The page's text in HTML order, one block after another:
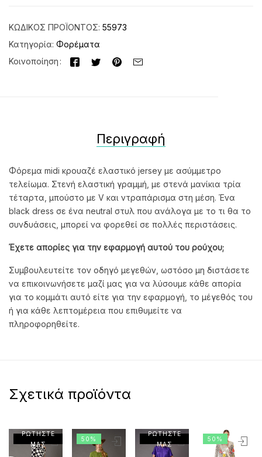
ΚΩΔΙΚΌΣ ΠΡΟΪΌΝΤΟΣ: 55973
Κατηγορία: Φορέματα
Κοινοποίηση
Περιγραφή
Φόρεμα midi κρουαζέ ελαστικό jersey με ασύμμετρο
τελείωμα. Στενή ελαστική γραμμή, με στενά μανίκια τρία
τέταρτα, μπούστο με V και ντραπάρισμα στη μέση. Ένα
black dress σε ένα neutral στυλ που ανάλογα με το τι θα το
συνδυάσεις, μπορεί να φορεθεί σε πολλές περιστάσεις.
Έχετε απορίες για την εφαρμογή αυτού του ρούχου;
Συμβουλευτείτε τον οδηγό μεγεθών, ωστόσο μη διστάσετε
να επικοινωνήσετε μαζί μας για να λύσουμε κάθε απορία
για το κομμάτι αυτό είτε για την εφαρμογή, το μέγεθός του
ή για κάθε λεπτομέρεια που επιθυμείτε να
πληροφορηθείτε.
Σχετικά προϊόντα
ΡΩΤΗΣΤΕ
ΜΑΣ
50%
ΡΩΤΗΣΤΕ
ΜΑΣ
50%